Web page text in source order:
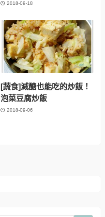
2018-09-18
[蔬食]減醣也能吃的炒飯！
泡菜豆腐炒飯
2018-09-06